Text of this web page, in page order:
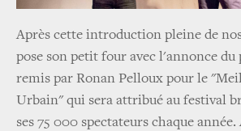
Après cette introduction pleine de
pose son petit four avec l'annonce
remis par Ronan Pelloux pour le
Urbain" qui sera attribué au festival
ses 75 000 spectateurs chaque